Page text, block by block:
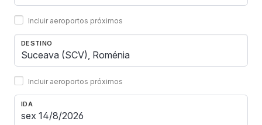
Incluir aeroportos próximos
DESTINO
Incluir aeroportos próximos
IDA